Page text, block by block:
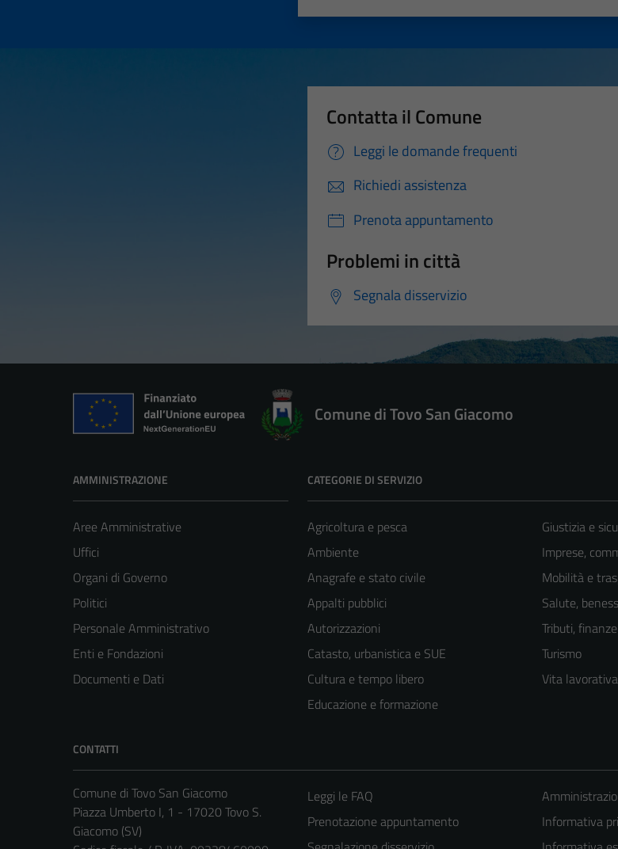
Contatta il Comune
Leggi le domande frequenti
Richiedi assistenza
Prenota appuntamento
Problemi in città
Segnala disservizio
Comune di Tovo San Giacomo
AMMINISTRAZIONE
Aree Amministrative
Uffici
Organi di Governo
Politici
Personale Amministrativo
Enti e Fondazioni
Documenti e Dati
CATEGORIE DI SERVIZIO
Agricoltura e pesca
Ambiente
Anagrafe e stato civile
Appalti pubblici
Autorizzazioni
Catasto, urbanistica e SUE
Cultura e tempo libero
Educazione e formazione
Giustizia e
Imprese,
Mobilità e
Salute,
Tributi,
Turismo
Vita lavorativa
CONTATTI
Comune di Tovo San Giacomo
Piazza Umberto I, 1 - 17020 Tovo S.
Giacomo (SV)
Leggi le FAQ
Prenotazione appuntamento
Informativa